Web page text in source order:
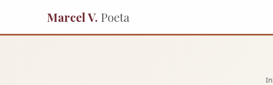
Marcel V. Poeta